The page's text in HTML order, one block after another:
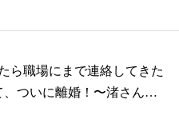
ら職場にまで連絡してきた
ついに離婚！〜渚さんの